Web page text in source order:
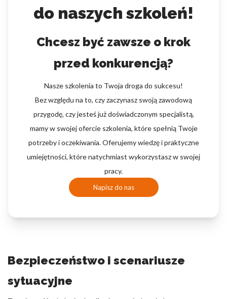
do naszych szkoleń!
Chcesz być zawsze o krok
przed konkurencją?
Nasze szkolenia to Twoja droga do sukcesu!
Bez względu na to, czy zaczynasz swoją zawodową
przygodę, czy jesteś już doświadczonym specjalistą,
mamy w swojej ofercie szkolenia, które spełnią Twoje
potrzeby i oczekiwania. Oferujemy wiedzę i praktyczne
umiejętności, które natychmiast wykorzystasz w swojej
pracy.
Napisz do nas
Bezpieczeństwo i scenariusze
sytuacyjne